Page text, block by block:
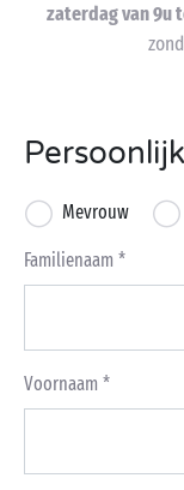
zaterdag van 9u
Mevrouw
Familienaam
Voornaam